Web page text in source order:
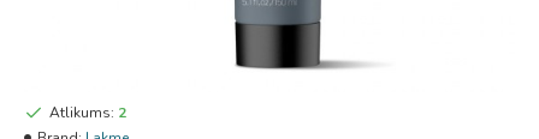
Atlikums: 2